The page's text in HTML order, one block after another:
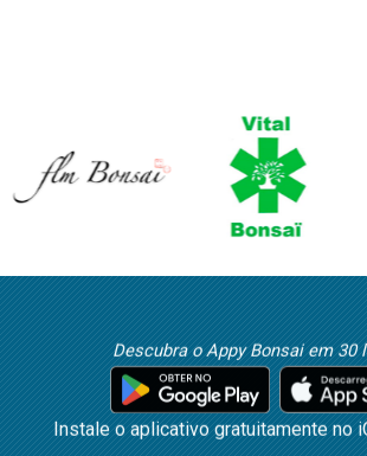
Descubra o Appy Bonsai em 30
Instale o aplicativo gratuitamente no